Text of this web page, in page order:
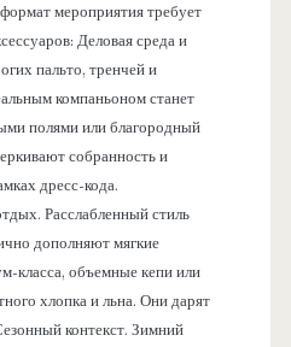
мероприятия требует
Деловая среда и
пальто, тренчей и
компаньоном станет
полями или благородный
собранность и
дресс-кода.
Расслабленный стиль
дополняют мягкие
класса, объемные кепи или
хлопка и льна. Они дарят
контекст. Зимний